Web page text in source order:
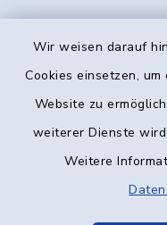
Wir weisen darauf
Cookies einsetzen,
Website zu
weiterer Dienste
Weitere